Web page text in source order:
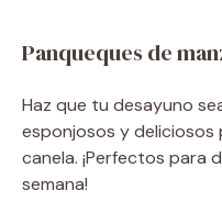
Panqueques de
Haz que tu desayuno
esponjosos y deliciosos
canela. ¡Perfectos para
semana!